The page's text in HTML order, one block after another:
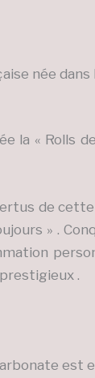
née dans
la « Rolls
de
» .
.
est